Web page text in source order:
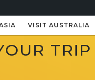
VISIT AUSTRALIA